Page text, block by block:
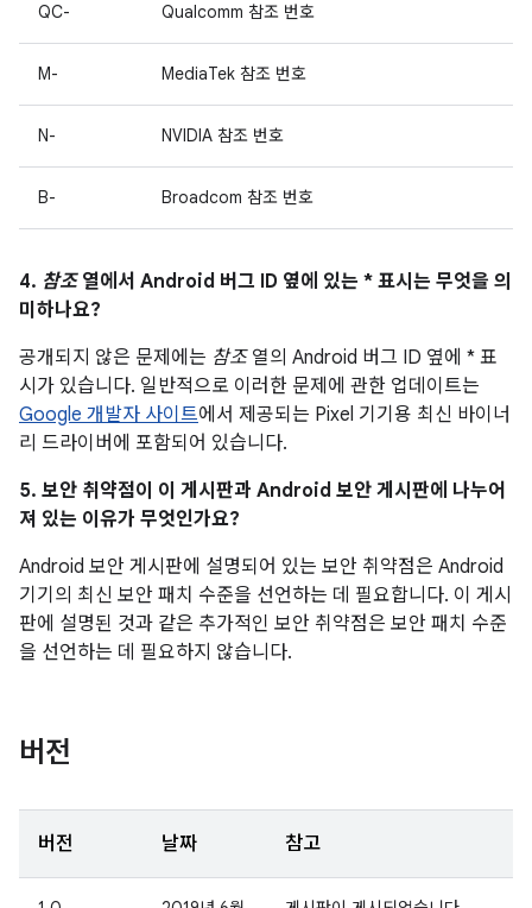
QC- Qualcomm 참조 번호
M- MediaTek 참조 번호
N- NVIDIA 참조 번호
B- Broadcom 참조 번호
4. 참조열에서 Android 버그 ID 옆에 있는 * 표시는 무엇을 의
미하나요?
공개되지 않은 문제에는 참조열의 Android 버그 ID 옆에 * 표
시가 있습니다. 일반적으로 이러한 문제에 관한 업데이트는
Google 개발자 사이트에서 제공되는 Pixel 기기용 최신 바이너
리 드라이버에 포함되어 있습니다.
5. 보안 취약점이 이 게시판과 Android 보안 게시판에 나누어
져 있는 이유가 무엇인가요?
Android 보안 게시판에 설명되어 있는 보안 취약점은 Android
기기의 최신 보안 패치 수준을 선언하는 데 필요합니다. 이 게시
판에 설명된 것과 같은 추가적인 보안 취약점은 보안 패치 수준
을 선언하는 데 필요하지 않습니다.
버전
버전 날짜 참고